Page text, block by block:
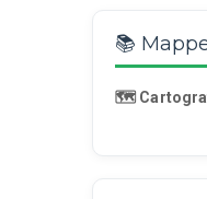
📚
🗺️